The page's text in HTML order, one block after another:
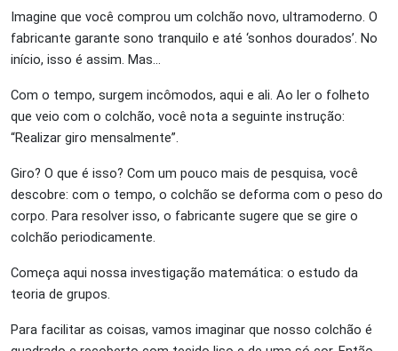
Imagine que você comprou um colchão novo, ultramoderno. O
fabricante garante sono tranquilo e até ‘sonhos dourados’. No
início, isso é assim. Mas…
Com o tempo, surgem incômodos, aqui e ali. Ao ler o folheto
que veio com o colchão, você nota a seguinte instrução:
“Realizar giro mensalmente”.
Giro? O que é isso? Com um pouco mais de pesquisa, você
descobre: com o tempo, o colchão se deforma com o peso do
corpo. Para resolver isso, o fabricante sugere que se gire o
colchão periodicamente.
Começa aqui nossa investigação matemática: o estudo da
teoria de grupos.
Para facilitar as coisas, vamos imaginar que nosso colchão é